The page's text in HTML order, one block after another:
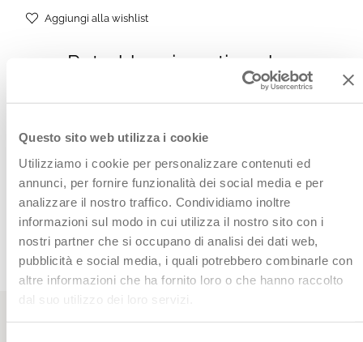
Questo sito web utilizza i cookie
Utilizziamo i cookie per personalizzare contenuti ed
annunci, per fornire funzionalità dei social media e per
analizzare il nostro traffico. Condividiamo inoltre
informazioni sul modo in cui utilizza il nostro sito con i
nostri partner che si occupano di analisi dei dati web,
pubblicità e social media, i quali potrebbero combinarle con
altre informazioni che ha fornito loro o che hanno raccolto
dal suo utilizzo dei loro servizi.
Aggiungi alla wishlist
Potrebbe piacerti anche:
Vedi anche:
CHI CI HA SCELTO
Leggi le recensioni dei nostri clienti